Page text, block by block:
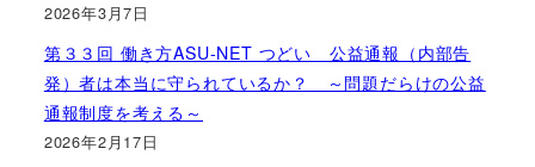
2026年3月7日
第３３回 働き方ASU-NET つどい 公益通報（内部告
発）者は本当に守られているか？ ～問題だらけの公益
通報制度を考える～
2026年2月17日